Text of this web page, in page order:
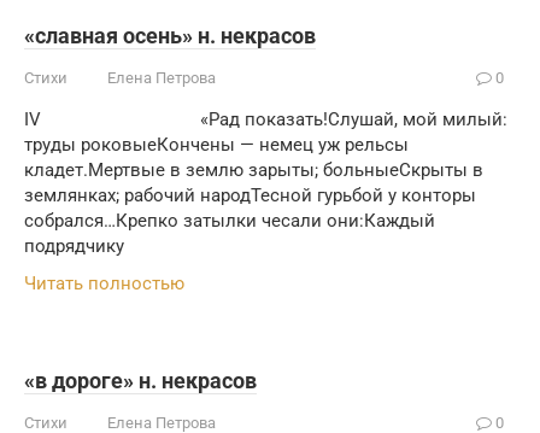
«славная осень» н. некрасов
Стихи Елена Петрова 0
IV «Рад показать!Слушай, мой милый:
труды роковыеКончены — немец уж рельсы
кладет.Мертвые в землю зарыты; больныеСкрыты в
землянках; рабочий народТесной гурьбой у конторы
собрался…Крепко затылки чесали они:Каждый
подрядчику
Читать полностью
«в дороге» н. некрасов
Стихи Елена Петрова 0